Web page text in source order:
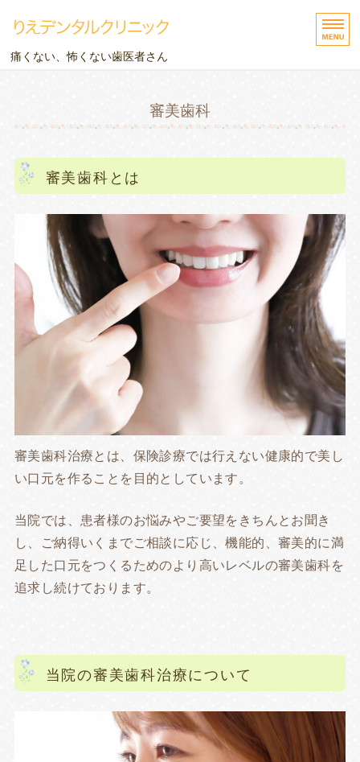
りえデンタルクリニッ
痛くない、怖くない歯医者さん
診療内容
院長挨拶
ご予約・お問い合わせ
審美歯科
審美歯科とは
審美歯科治療とは、保険診療では行えない健康的で美し
い口元を作ることを目的としています。
当院では、患者様のお悩みやご要望をきちんとお聞き
し、ご納得いくまでご相談に応じ、機能的、審美的に満
足した口元をつくるためのより高いレベルの審美歯科を
追求し続けております。
当院の審美歯科治療について